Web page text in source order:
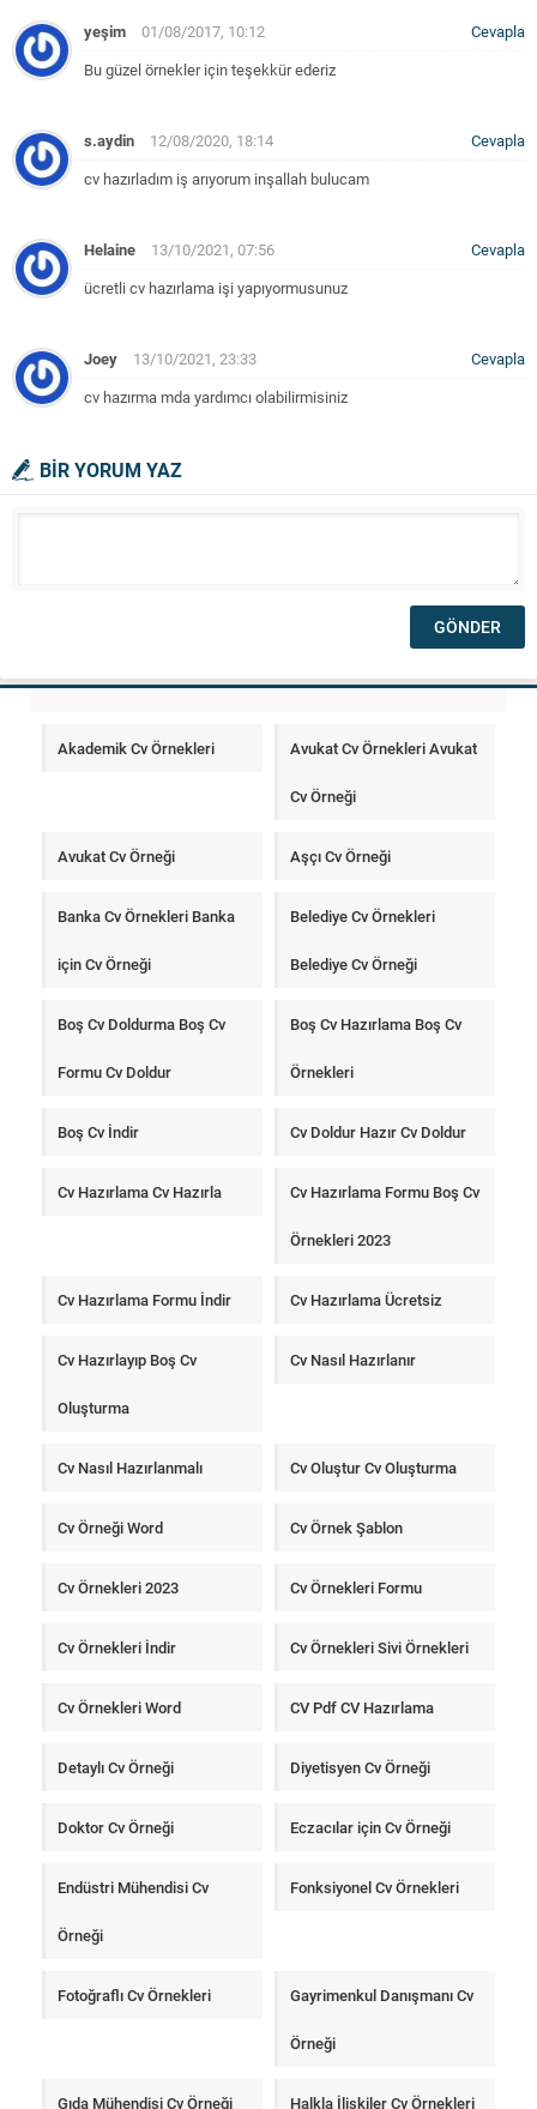
yeşim
01/08/2017, 10:12
Bu güzel örnekler için teşekkür ederiz
Cevapla
s.aydin
12/08/2020, 18:14
cv hazırladım iş arıyorum inşallah bulucam
Cevapla
Helaine
13/10/2021, 07:56
ücretli cv hazırlama işi yapıyormusunuz
Cevapla
Joey
13/10/2021, 23:33
cv hazırma mda yardımcı olabilirmisiniz
Cevapla
BİR YORUM YAZ
Akademik Cv Örnekleri Avukat Cv Örnekleri Avukat
Cv Örneği
Avukat Cv Örneği Aşçı Cv Örneği
Banka Cv Örnekleri Banka
için Cv Örneği
Belediye Cv Örnekleri
Belediye Cv Örneği
Boş Cv Doldurma Boş Cv
Formu Cv Doldur
Boş Cv Hazırlama Boş Cv
Örnekleri
Boş Cv İndir Cv Doldur Hazır Cv Doldur
Cv Hazırlama Cv Hazırla Cv Hazırlama Formu Boş Cv
Örnekleri 2023
Cv Hazırlama Formu İndir Cv Hazırlama Ücretsiz
Cv Hazırlayıp Boş Cv
Oluşturma
Cv Nasıl Hazırlanır
Cv Nasıl Hazırlanmalı Cv Oluştur Cv Oluşturma
Cv Örneği Word Cv Örnek Şablon
Cv Örnekleri 2023 Cv Örnekleri Formu
Cv Örnekleri İndir Cv Örnekleri Sivi Örnekleri
Cv Örnekleri Word CV Pdf CV Hazırlama
Detaylı Cv Örneği Diyetisyen Cv Örneği
Doktor Cv Örneği Eczacılar için Cv Örneği
Endüstri Mühendisi Cv
Örneği
Fonksiyonel Cv Örnekleri
Fotoğraflı Cv Örnekleri Gayrimenkul Danışmanı Cv
Örneği
Gıda Mühendisi Cv Örneği Halkla İlişkiler Cv Örnekleri